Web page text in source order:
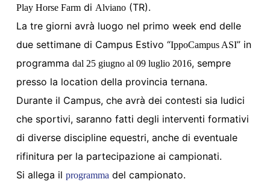
Play Horse Farmdi Alviano(TR).
La tre giorni avrà luogo nel primo week end delle
due settimane di Campus Estivo “IppoCampus ASI” in
programma dal 25 giugno al 09 luglio 2016, sempre
presso la location della provincia ternana.
Durante il Campus, che avrà dei contesti sia ludici
che sportivi, saranno fatti degli interventi formativi
di diverse discipline equestri, anche di eventuale
rifinitura per la partecipazione ai campionati.
Si allega il programmadel campionato.